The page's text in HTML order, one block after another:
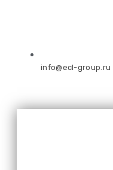
info@ecl-group.ru